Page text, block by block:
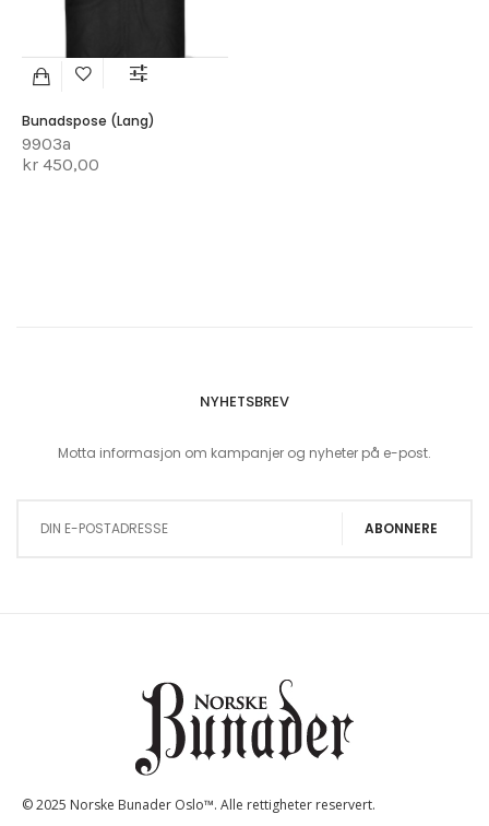
Bunadspose (lang)
9903a
kr 450,00
NYHETSBREV
Motta informasjon om kampanjer og nyheter på e-post.
ABONNERE
© 2025 Norske Bunader Oslo™. Alle rettigheter reservert.